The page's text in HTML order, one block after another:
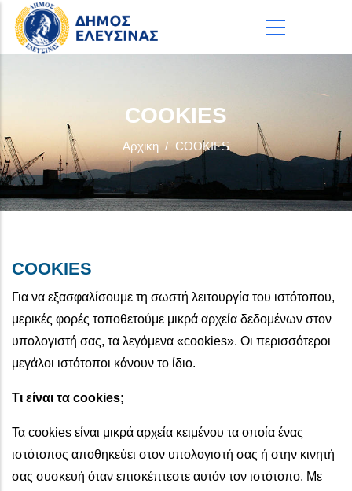
Παράκαμψη προς το κυρίως περιεχόμενο
COOKIES
Αρχική / COOKIES
COOKIES
Για να εξασφαλίσουμε τη σωστή λειτουργία του ιστότοπου,
μερικές φορές τοποθετούμε μικρά αρχεία δεδομένων στον
υπολογιστή σας, τα λεγόμενα «cookies». Οι περισσότεροι
μεγάλοι ιστότοποι κάνουν το ίδιο.
Τι είναι τα cookies;
Τα cookies είναι μικρά αρχεία κειμένου τα οποία ένας
ιστότοπος αποθηκεύει στον υπολογιστή σας ή στην κινητή
σας συσκευή όταν επισκέπτεστε αυτόν τον ιστότοπο. Με